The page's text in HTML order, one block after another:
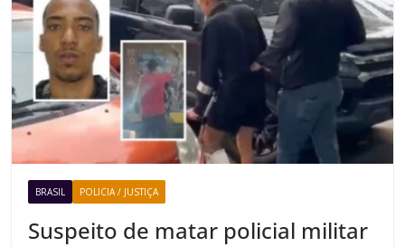
BRASIL POLICIA / JUSTIÇA
Suspeito de matar policial militar